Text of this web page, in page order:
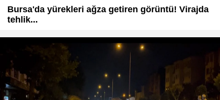
Bursa'da yürekleri ağza getiren görüntü! Virajda
tehlik...